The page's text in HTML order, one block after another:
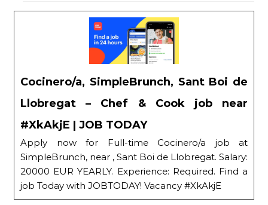
Cocinero/a, SimpleBrunch, Sant Boi de
Llobregat – Chef & Cook job near
#XkAkjE | JOB TODAY
Apply now for Full-time Cocinero/a job at
SimpleBrunch, near , Sant Boi de Llobregat. Salary:
20000 EUR YEARLY. Experience: Required. Find a
job Today with JOBTODAY! Vacancy #XkAkjE